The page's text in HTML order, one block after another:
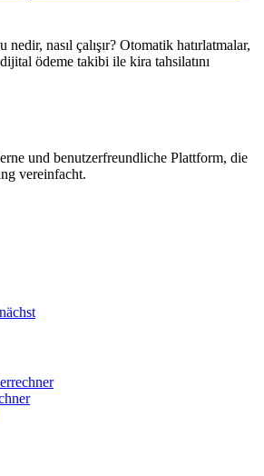
nasıl çalışır? Otomatik hatırlatmalar,
ödeme takibi ile kira tahsilatını
und benutzerfreundliche Plattform, die
vereinfacht.